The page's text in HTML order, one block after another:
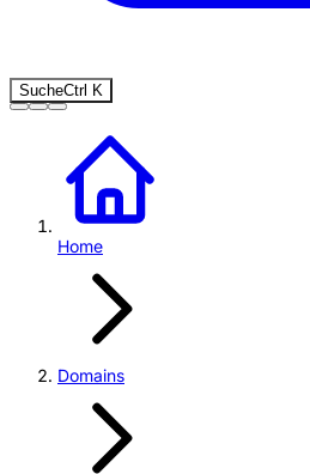
SucheCtrl K
Home
Domains